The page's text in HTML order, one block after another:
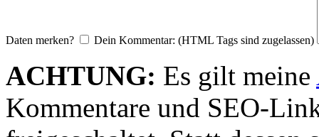
Daten merken? Dein Kommentar: (HTML Tags sind zugelassen)
ACHTUNG: Es gilt meine
Kommentare und SEO-